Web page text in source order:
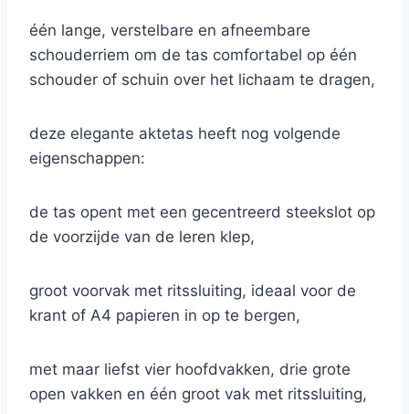
één lange, verstelbare en afneembare
schouderriem om de tas comfortabel op één
schouder of schuin over het lichaam te dragen,
deze elegante aktetas heeft nog volgende
eigenschappen:
de tas opent met een gecentreerd steekslot op
de voorzijde van de leren klep,
groot voorvak met ritssluiting, ideaal voor de
krant of A4 papieren in op te bergen,
met maar liefst vier hoofdvakken, drie grote
open vakken en één groot vak met ritssluiting,